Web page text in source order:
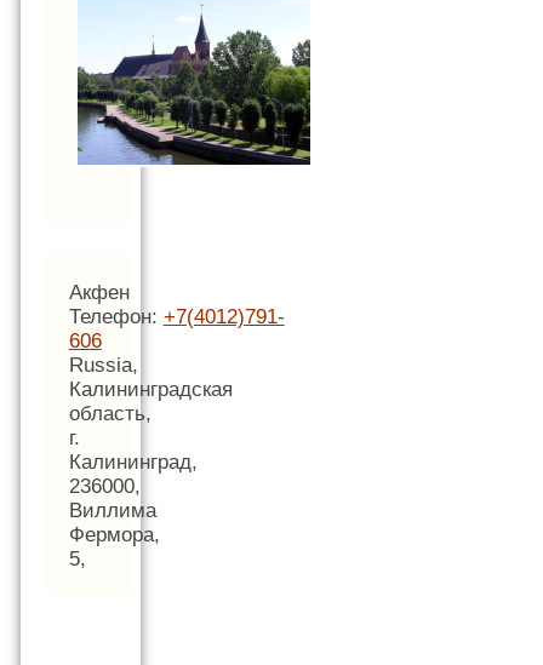
Акфен
Телефон: +7(4012)791-
606
Russia,
Калининградская
область,
г.
Калининград,
236000,
Виллима
Фермора,
5,